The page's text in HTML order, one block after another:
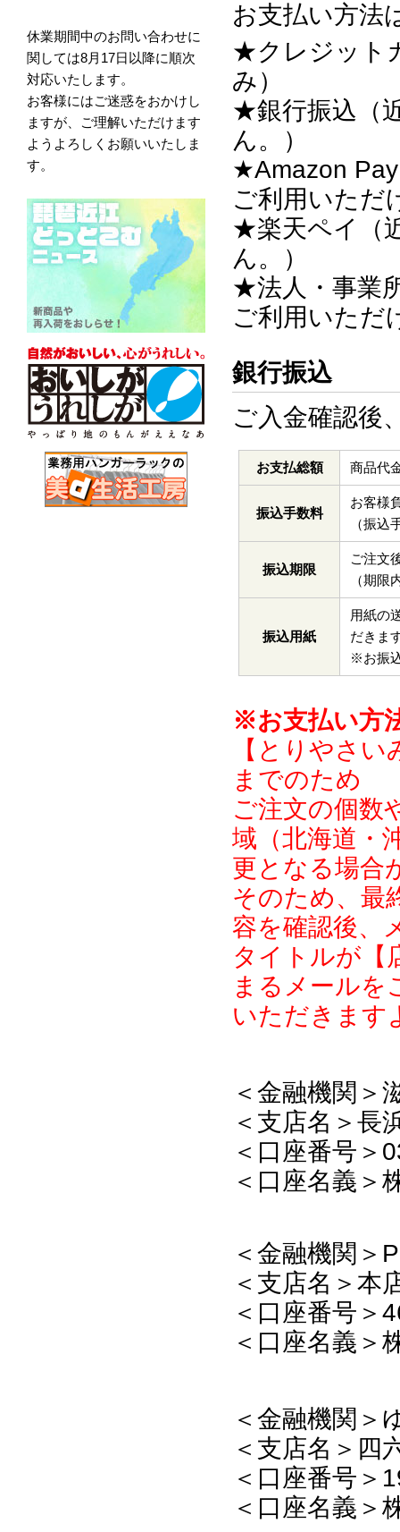
休業期間中のお問い合わせに
関しては8月17日以降に順次
対応いたします。
お客様にはご迷惑をおかけし
ますが、ご理解いただけます
ようよろしくお願いいたしま
す。
お支払い方法
★クレジット
み）
★銀行振込（
ん。）
★Amazon
ご利用いただ
★楽天ペイ（
ん。）
★法人・事業
ご利用いただ
銀行振込
ご入金確認後
お支払総額 商品代
振込手数料
お客様
（振
振込期限
ご注文
（期
振込用紙
用紙の
だきま
※お振
※お支払い方
【とりやさ
までのため
ご注文の個数
域（北海道・
更となる場合
そのため、最
容を確認後、
タイトルが【
まるメールを
いただきます
＜金融機関＞
＜支店名＞長
＜口座番号＞
＜口座名義＞
＜金融機関＞
＜支店名＞本
＜口座番号＞
＜口座名義＞
＜金融機関＞
＜支店名＞四
＜口座番号＞
＜口座名義＞